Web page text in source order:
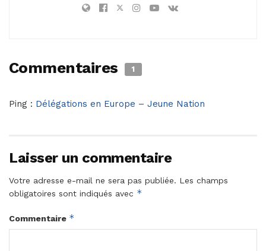
Commentaires 1
Ping : Délégations en Europe – Jeune Nation
Laisser un commentaire
Votre adresse e-mail ne sera pas publiée. Les champs
obligatoires sont indiqués avec *
Commentaire *